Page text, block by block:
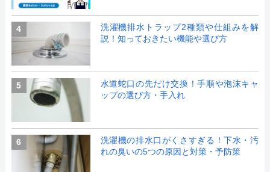
4
洗濯機排水トラップ2種類や仕組みを解
説！知っておきたい機能や選び方
5
水道蛇口の先だけ交換！手順や泡沫キャ
ップの選び方・手入れ
6
洗濯機の排水口がくさすぎる！下水・汚
れの臭いの5つの原因と対策・予防策